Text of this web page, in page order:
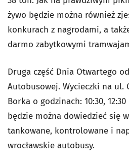
żywo będzie można również
konkurach z nagrodami, a
darmo zabytkowymi
Druga część Dnia Otwartego
Autobusowej. Wycieczki na ul.
Borka o godzinach: 10:30,
będzie można dowiedzieć się
tankowane, kontrolowane i
wrocławskie autobusy.